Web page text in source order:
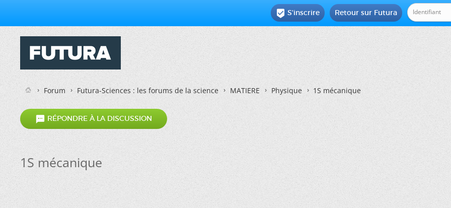
Retour sur Futura
 S'inscrire
Forum Futura-Sciences : les forums de la science MATIERE Physique 1S mécanique
 RÉPONDRE À LA DISCUSSION
1S mécanique